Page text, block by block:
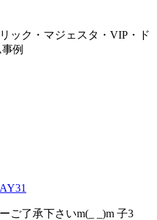
ック・マジェスタ・VIP・ド
例
ご了承下さいm(_ _)m 子3